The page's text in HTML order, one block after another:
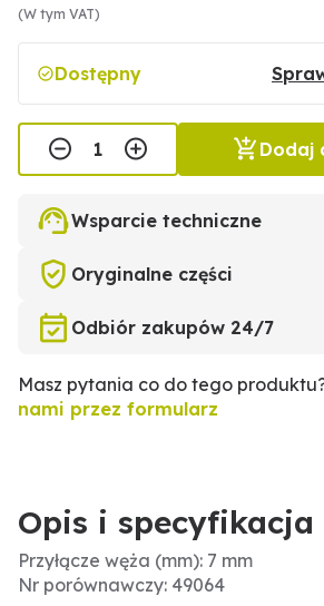
(W tym VAT)
Dostępny
Dodaj
Wsparcie techniczne
Oryginalne części
Odbiór zakupów 24/7
Masz pytania co do tego
nami przez formularz
Opis i specyfikacja
Przyłącze węża (mm): 7 mm
Nr porównawczy: 49064